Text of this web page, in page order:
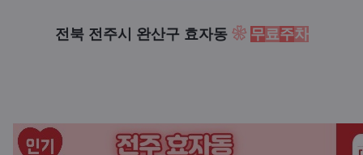
전북 전주시 완산구 효자동 ❀ 무료주차